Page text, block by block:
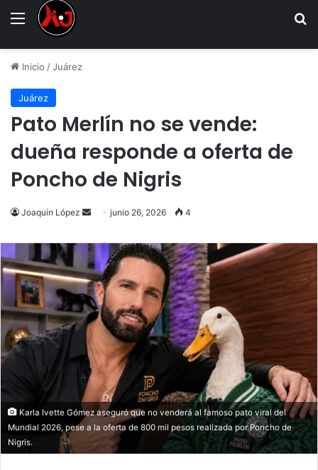
Menu
Inicio /Juárez
Juárez
Pato Merlín no se vende:
dueña responde a oferta de
Poncho de Nigris
Joaquín López
Send
email
junio 26, 2026 4
Karla Ivette Gómez aseguró que no venderá al famoso pato viral del
Mundial 2026, pese a la oferta de 800 mil pesos realizada por Poncho de
Nigris.